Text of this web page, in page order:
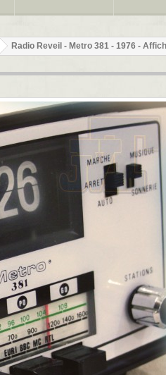
Radio Reveil - Metro 381 - 1976 -